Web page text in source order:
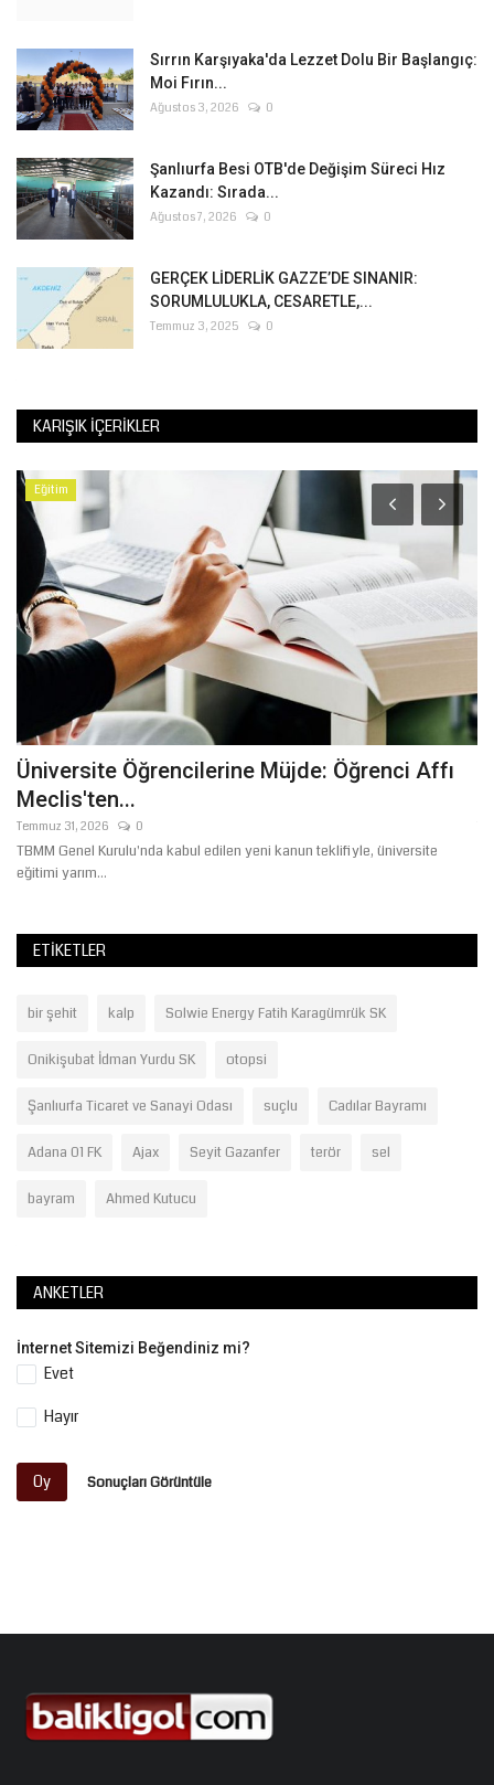
Sırrın Karşıyaka'da Lezzet Dolu Bir Başlangıç:
Moi Fırın...
Ağustos 3, 2026 0
Şanlıurfa Besi OTB'de Değişim Süreci Hız
Kazandı: Sırada...
Ağustos 7, 2026 0
GERÇEK LİDERLİK GAZZE’DE SINANIR:
SORUMLULUKLA, CESARETLE,...
Temmuz 3, 2025 0
KARIŞIK İÇERIKLER
Eğitim
Üniversite Öğrencilerine Müjde: Öğrenci Affı
Meclis'ten...
Temmuz 31, 2026 0
TBMM Genel Kurulu'nda kabul edilen yeni kanun teklifiyle, üniversite
eğitimi yarım...
ETIKETLER
bir şehit kalp Solwie Energy Fatih Karagümrük SK
Onikişubat İdman Yurdu SK otopsi
Şanlıurfa Ticaret ve Sanayi Odası suçlu Cadılar Bayramı
Adana 01 FK Ajax Seyit Gazanfer terör sel
bayram Ahmed Kutucu
ANKETLER
İnternet Sitemizi Beğendiniz mi?
Evet
Hayır
Oy Sonuçları Görüntüle